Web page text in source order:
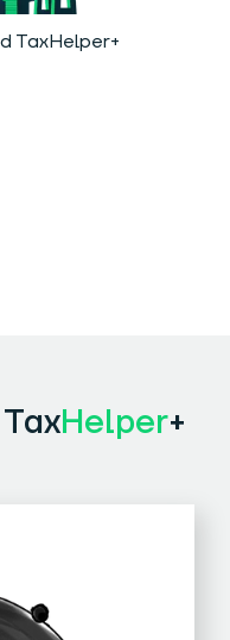
TaxHelper+
Helper+